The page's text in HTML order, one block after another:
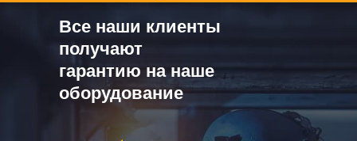
Все наши клиенты
получают
гарантию на наше
оборудование